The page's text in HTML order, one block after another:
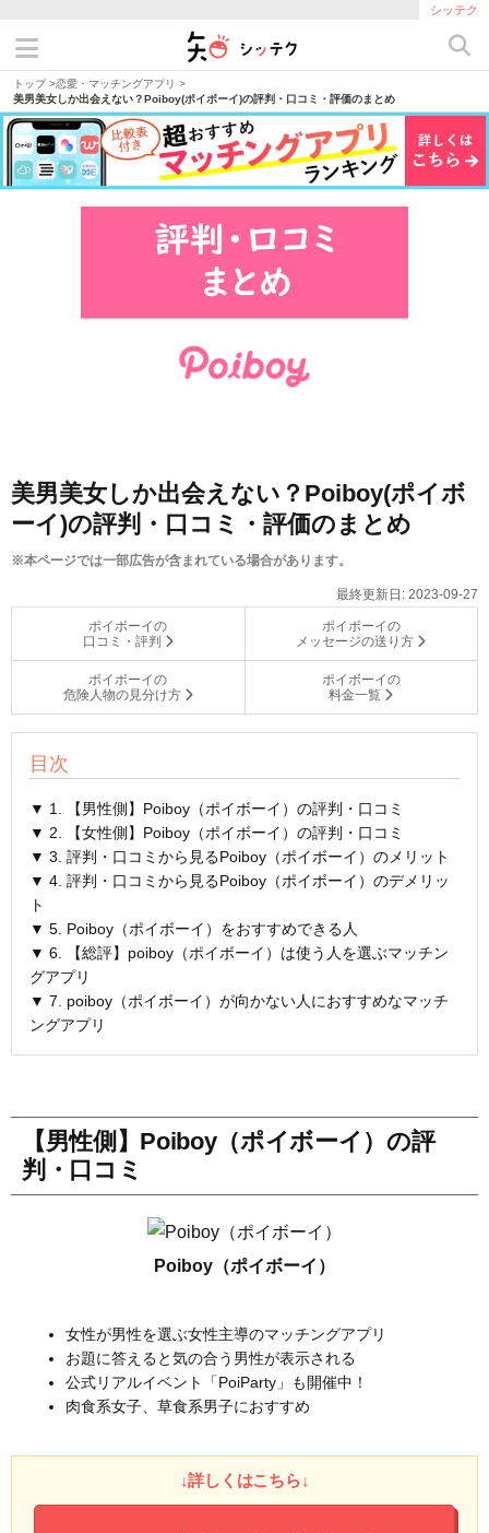
シッテク
トップ>恋愛・マッチングアプリ >
美男美女しか出会えない？Poiboy(ポイボーイ)の評判・口コミ・評価のまとめ
美男美女しか出会えない？Poiboy(ポイボ
ーイ)の評判・口コミ・評価のまとめ
※本ページでは一部広告が含まれている場合があります。
最終更新日: 2023-09-27
ポイボーイの
口コミ・評判
ポイボーイの
メッセージの送り方
ポイボーイの
危険人物の見分け方
ポイボーイの
料金一覧
目次
▼ 1. 【男性側】Poiboy（ポイボーイ）の評判・口コミ
▼ 2. 【女性側】Poiboy（ポイボーイ）の評判・口コミ
▼ 3. 評判・口コミから見るPoiboy（ポイボーイ）のメリット
▼ 4. 評判・口コミから見るPoiboy（ポイボーイ）のデメリッ
ト
▼ 5. Poiboy（ポイボーイ）をおすすめできる人
▼ 6. 【総評】poiboy（ポイボーイ）は使う人を選ぶマッチン
グアプリ
▼ 7. poiboy（ポイボーイ）が向かない人におすすめなマッチ
ングアプリ
【男性側】Poiboy（ポイボーイ）の評
判・口コミ
Poiboy（ポイボーイ）
女性が男性を選ぶ女性主導のマッチングアプリ
お題に答えると気の合う男性が表示される
公式リアルイベント「PoiParty」も開催中！
肉食系女子、草食系男子におすすめ
↓詳しくはこちら↓